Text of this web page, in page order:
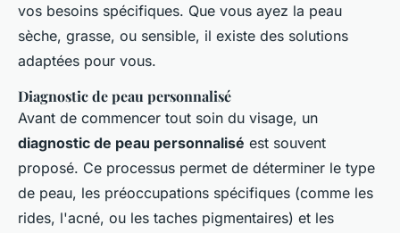
vos besoins spécifiques. Que vous ayez la peau
sèche, grasse, ou sensible, il existe des solutions
adaptées pour vous.
Diagnostic de peau personnalisé
Avant de commencer tout soin du visage, un
diagnostic de peau personnalisé est souvent
proposé. Ce processus permet de déterminer le type
de peau, les préoccupations spécifiques (comme les
rides, l'acné, ou les taches pigmentaires) et les